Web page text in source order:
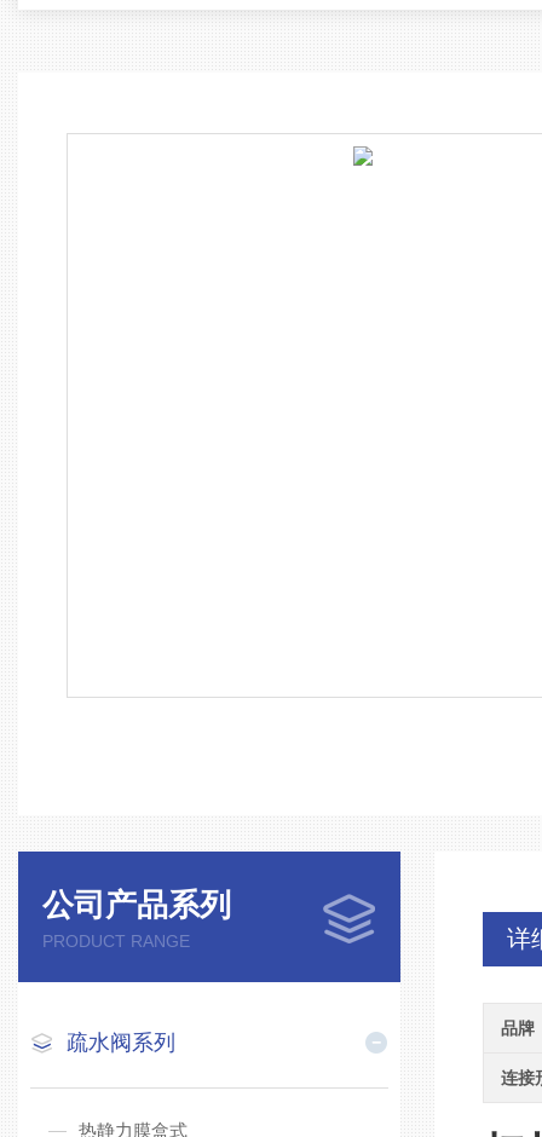
公司产品系列
PRODUCT RANGE
疏水阀系列
热静力膜盒式
详
品牌
连接